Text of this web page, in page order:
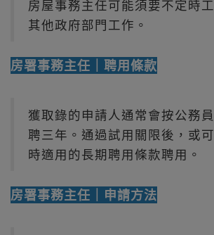
房屋事務主任可能須要不定時
其他政府部門工作。
房署事務主任｜聘用條款
獲取錄的申請人通常會按公務
聘三年。通過試用關限後，或
時適用的長期聘用條款聘用。
房署事務主任｜申請方法